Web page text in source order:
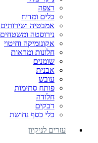
רצפה
כלים ומדיח
אמבטיה ושירותים
נירוסטה ומשטחים
אקונומיקה וחיטוי
חלונות ומראות
שומנים
אבנית
עובש
פותח סתימות
חלודה
דבקים
כלי כסף נחושת
עזרים לניקיון